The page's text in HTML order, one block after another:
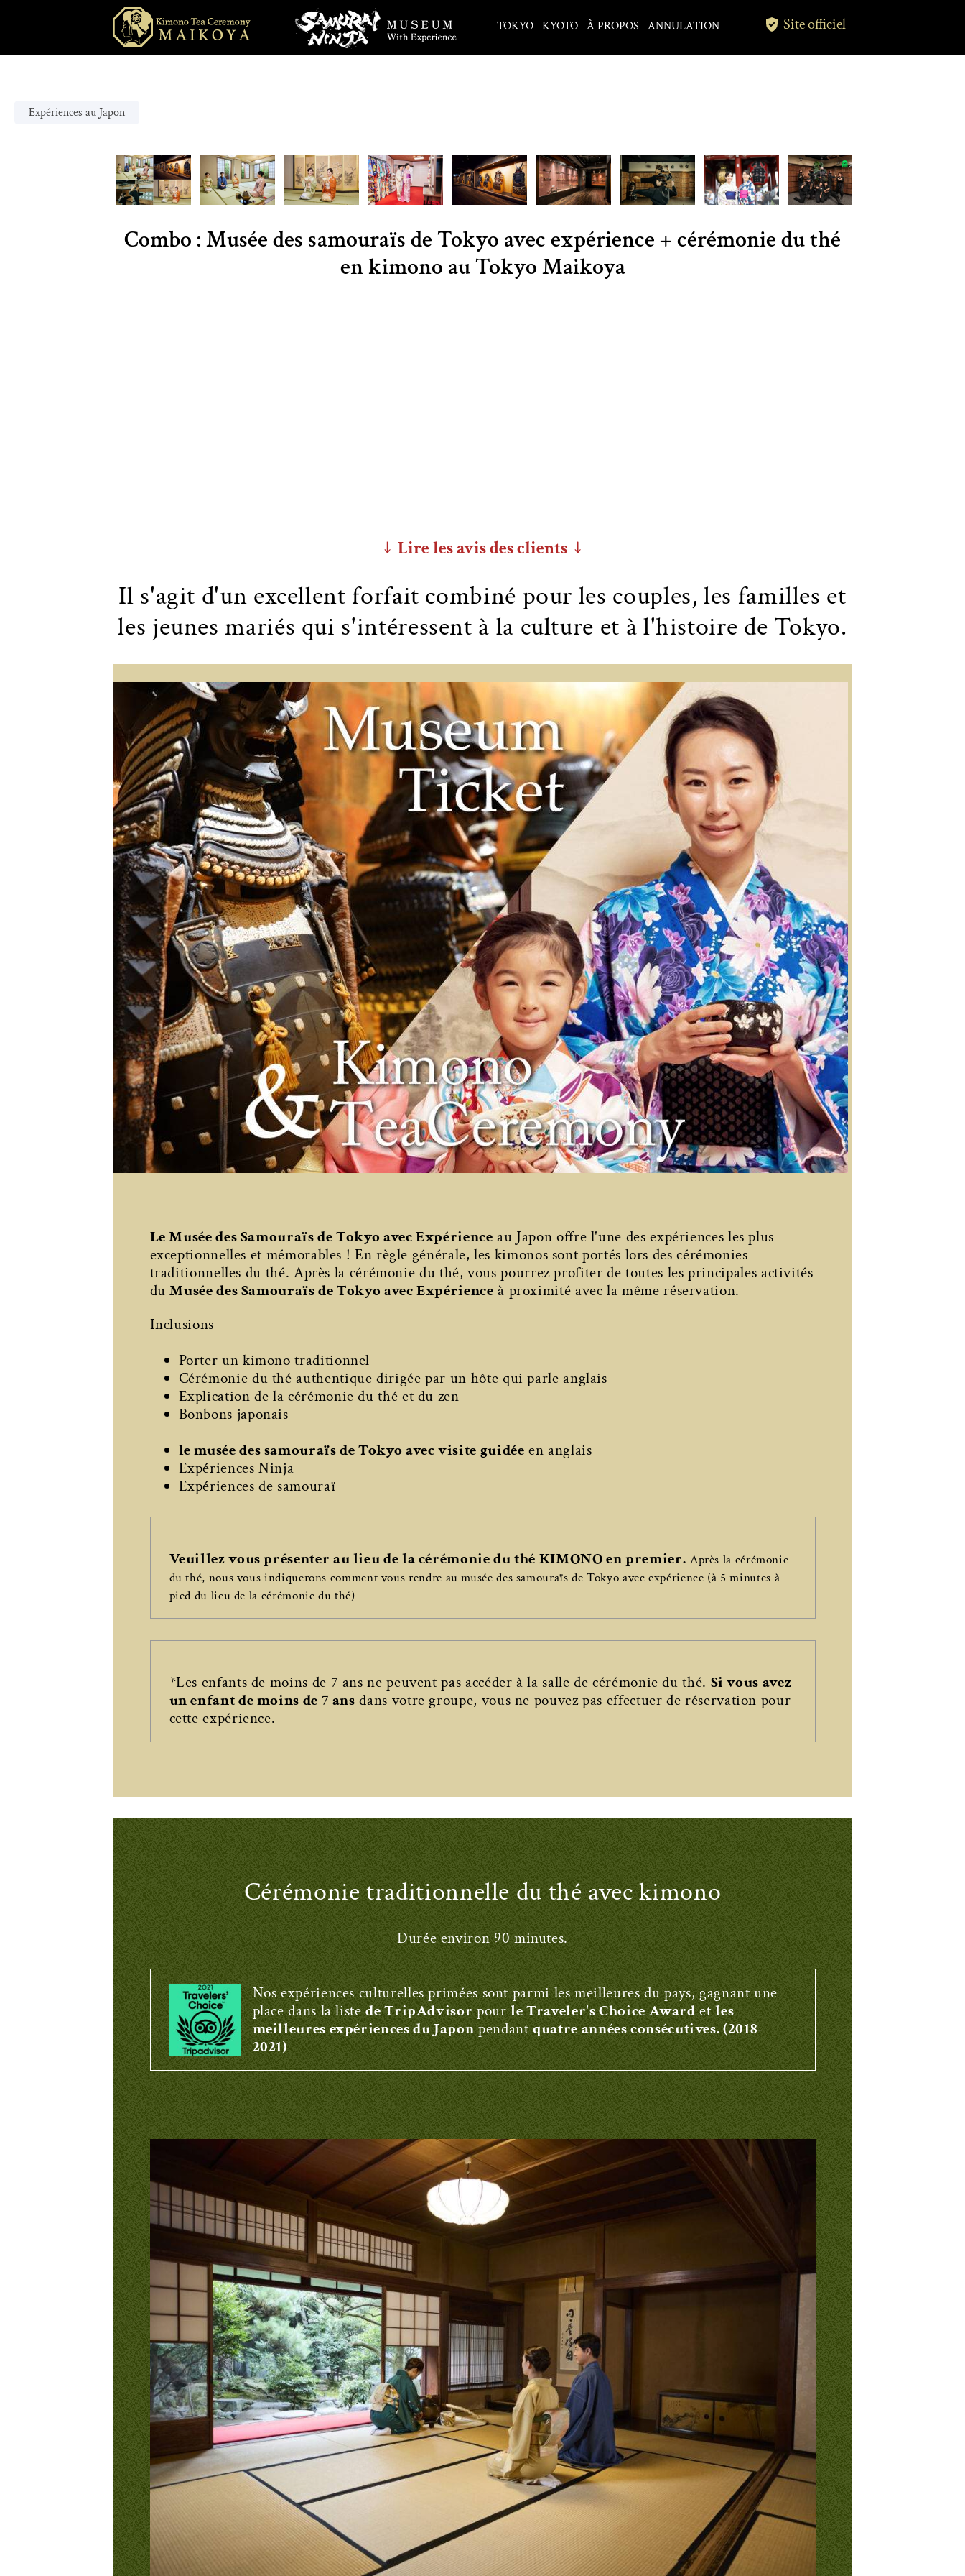
TOKYO KYOTO À PROPOS ANNULATION Site officiel
Expériences au Japon
Combo : Musée des samouraïs de Tokyo avec expérience + cérémonie du thé
en kimono au Tokyo Maikoya
↓ Lire les avis des clients ↓
Il s'agit d'un excellent forfait combiné pour les couples, les familles et
les jeunes mariés qui s'intéressent à la culture et à l'histoire de Tokyo.
Le Musée des Samouraïs de Tokyo avec Expérience au Japon offre l'une des expériences les plus
exceptionnelles et mémorables ! En règle générale, les kimonos sont portés lors des cérémonies
traditionnelles du thé. Après la cérémonie du thé, vous pourrez profiter de toutes les principales activités
duMusée des Samouraïs de Tokyo avec Expérience à proximité avec la même réservation.
Inclusions
Porter un kimono traditionnel
Cérémonie du thé authentique dirigée par un hôte qui parle anglais
Explication de la cérémonie du thé et du zen
Bonbons japonais
le musée des samouraïs de Tokyo avec visite guidée en anglais
Expériences Ninja
Expériences de samouraï
Veuillez vous présenter au lieu de la cérémonie du thé KIMONO en premier. Après la cérémonie
du thé, nous vous indiquerons comment vous rendre au musée des samouraïs de Tokyo avec expérience (à 5 minutes à
pied du lieu de la cérémonie du thé)
*Les enfants de moins de 7 ans ne peuvent pas accéder à la salle de cérémonie du thé. Si vous avez
un enfant de moins de 7 ans dans votre groupe, vous ne pouvez pas effectuer de réservation pour
cette expérience.
Cérémonie traditionnelle du thé avec kimono
Durée environ 90 minutes.
Nos expériences culturelles primées sont parmi les meilleures du pays, gagnant une
place dans la listede TripAdvisor pourle Traveler's Choice Award etles
meilleures expériences du Japon pendantquatre années consécutives. (2018-
2021)